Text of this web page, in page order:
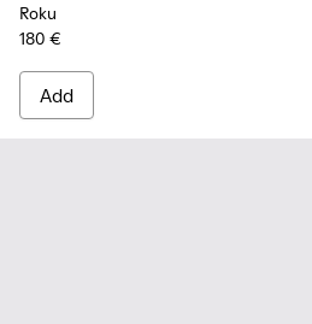
Roku
180 €
Add